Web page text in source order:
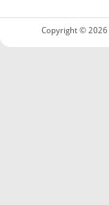
Copyright © 2026